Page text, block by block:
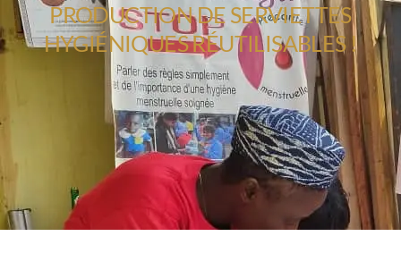
PRODUCTION DE SERVIETTES
HYGIÉNIQUES RÉUTILISABLES !